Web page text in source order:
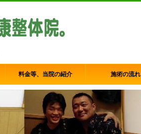
料金等、当院の紹介 施術の流れ